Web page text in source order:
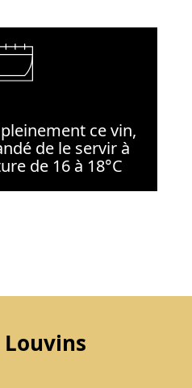
ce vin,
de le servir à
de 16 à 18°C
Louvins